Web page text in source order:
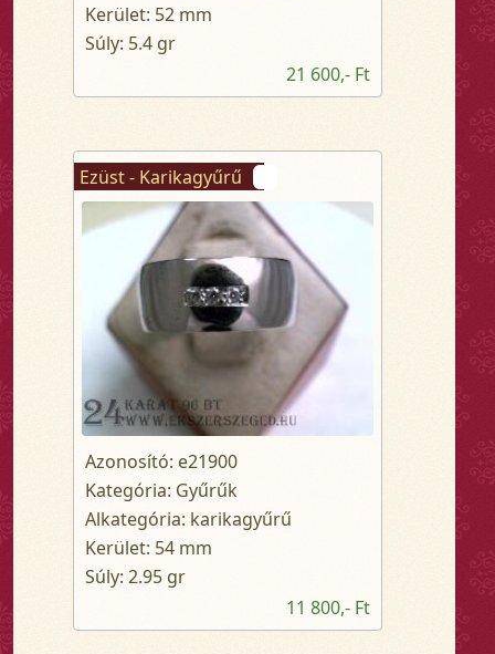
Kerület: 52 mm
Súly: 5.4 gr
21 600,- Ft
Ezüst - Karikagyűrű
Azonosító: e21900
Kategória: Gyűrűk
Alkategória: karikagyűrű
Kerület: 54 mm
Súly: 2.95 gr
11 800,- Ft